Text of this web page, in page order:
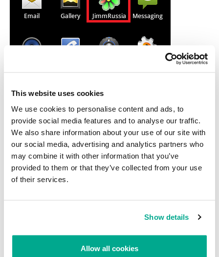
This website uses cookies
We use cookies to personalise content and ads, to
provide social media features and to analyse our traffic.
We also share information about your use of our site with
our social media, advertising and analytics partners who
may combine it with other information that you’ve
provided to them or that they’ve collected from your use
of their services.
Show details
Allow all cookies
Trojan-SMS.AndroidOS.Jifake.f
Hay otros sitios web que también contienen códigos QR
maliciosos con enlaces a varios troyanos J2ME SMS: